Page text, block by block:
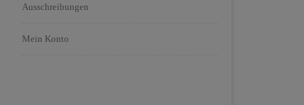
Ausschreibungen
Mein Konto